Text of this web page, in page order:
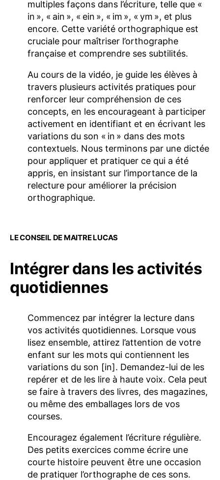
multiples façons dans l’écriture, telle que «
in », « ain », « ein », « im », « ym », et plus
encore. Cette variété orthographique est
cruciale pour maîtriser l’orthographe
française et comprendre ses subtilités.
Au cours de la vidéo, je guide les élèves à
travers plusieurs activités pratiques pour
renforcer leur compréhension de ces
concepts, en les encourageant à participer
activement en identifiant et en écrivant les
variations du son « in » dans des mots
contextuels. Nous terminons par une dictée
pour appliquer et pratiquer ce qui a été
appris, en insistant sur l’importance de la
relecture pour améliorer la précision
orthographique.
LE CONSEIL DE MAITRE LUCAS
Intégrer dans les activités
quotidiennes
Commencez par intégrer la lecture dans
vos activités quotidiennes. Lorsque vous
lisez ensemble, attirez l’attention de votre
enfant sur les mots qui contiennent les
variations du son [in]. Demandez-lui de les
repérer et de les lire à haute voix. Cela peut
se faire à travers des livres, des magazines,
ou même des emballages lors de vos
courses.
Encouragez également l’écriture régulière.
Des petits exercices comme écrire une
courte histoire peuvent être une occasion
de pratiquer l’orthographe de ces sons.